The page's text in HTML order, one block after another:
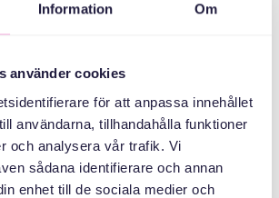
Information Om
använder cookies
för att anpassa innehållet
användarna, tillhandahålla funktioner
och analysera vår trafik. Vi
sådana identifierare och annan
enhet till de sociala medier och
Three generations